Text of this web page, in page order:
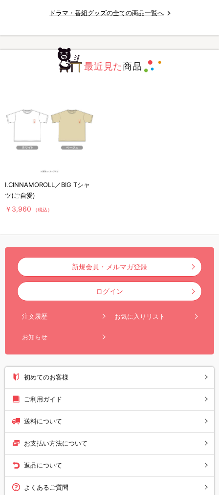
ドラマ・番組グッズの全ての商品一覧へ
最近見た商品
I.CINNAMOROLL／BIG Tシャ
ツ(ご自愛)
￥3,960 （税込）
新規会員・メルマガ登録
ログイン
注文履歴 お気に入りリスト
お知らせ
初めてのお客様
ご利用ガイド
送料について
お支払い方法について
返品について
よくあるご質問